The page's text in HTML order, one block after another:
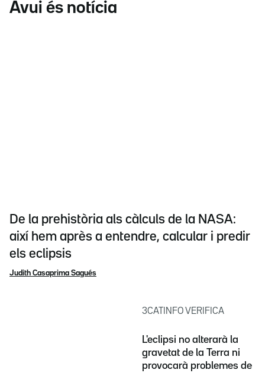
Avui és notícia
De la prehistòria als càlculs de la NASA:
així hem après a entendre, calcular i predir
els eclipsis
Judith Casaprima Sagués
3CATINFO VERIFICA
L'eclipsi no alterarà la
gravetat de la Terra ni
provocarà problemes de